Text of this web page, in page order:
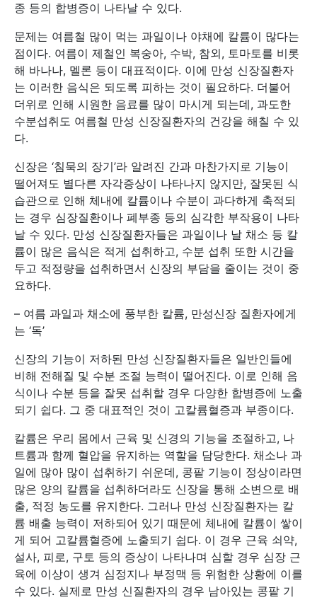
종 등의 합병증이 나타날 수 있다.
문제는 여름철 많이 먹는 과일이나 야채에 칼륨이 많다는
점이다. 여름이 제철인 복숭아, 수박, 참외, 토마토를 비롯
해 바나나, 멜론 등이 대표적이다. 이에 만성 신장질환자
는 이러한 음식은 되도록 피하는 것이 필요하다. 더불어
더위로 인해 시원한 음료를 많이 마시게 되는데, 과도한
수분섭취도 여름철 만성 신장질환자의 건강을 해칠 수 있
다.
신장은 ‘침묵의 장기’라 알려진 간과 마찬가지로 기능이
떨어져도 별다른 자각증상이 나타나지 않지만, 잘못된 식
습관으로 인해 체내에 칼륨이나 수분이 과다하게 축적되
는 경우 심장질환이나 폐부종 등의 심각한 부작용이 나타
날 수 있다. 만성 신장질환자들은 과일이나 날 채소 등 칼
륨이 많은 음식은 적게 섭취하고, 수분 섭취 또한 시간을
두고 적정량을 섭취하면서 신장의 부담을 줄이는 것이 중
요하다.
– 여름 과일과 채소에 풍부한 칼륨, 만성신장 질환자에게
는 ‘독’
신장의 기능이 저하된 만성 신장질환자들은 일반인들에
비해 전해질 및 수분 조절 능력이 떨어진다. 이로 인해 음
식이나 수분 등을 잘못 섭취할 경우 다양한 합병증에 노출
되기 쉽다. 그 중 대표적인 것이 고칼륨혈증과 부종이다.
칼륨은 우리 몸에서 근육 및 신경의 기능을 조절하고, 나
트륨과 함께 혈압을 유지하는 역할을 담당한다. 채소나 과
일에 많아 많이 섭취하기 쉬운데, 콩팥 기능이 정상이라면
많은 양의 칼륨을 섭취하더라도 신장을 통해 소변으로 배
출, 적정 농도를 유지한다. 그러나 만성 신장질환자는 칼
륨 배출 능력이 저하되어 있기 때문에 체내에 칼륨이 쌓이
게 되어 고칼륨혈증에 노출되기 쉽다. 이 경우 근육 쇠약,
설사, 피로, 구토 등의 증상이 나타나며 심할 경우 심장 근
육에 이상이 생겨 심정지나 부정맥 등 위험한 상황에 이를
수 있다. 실제로 만성 신질환자의 경우 남아있는 콩팥 기